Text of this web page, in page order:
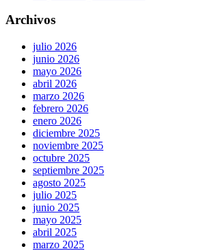
Archivos
julio 2026
junio 2026
mayo 2026
abril 2026
marzo 2026
febrero 2026
enero 2026
diciembre 2025
noviembre 2025
octubre 2025
septiembre 2025
agosto 2025
julio 2025
junio 2025
mayo 2025
abril 2025
marzo 2025